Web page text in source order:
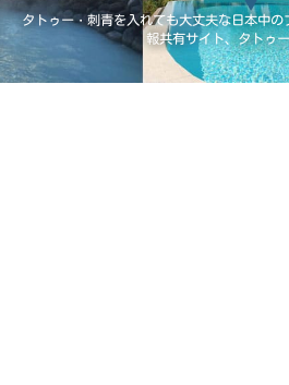
タトゥー・刺青を入れても大丈夫な日本中
報共有サイト、タトゥ